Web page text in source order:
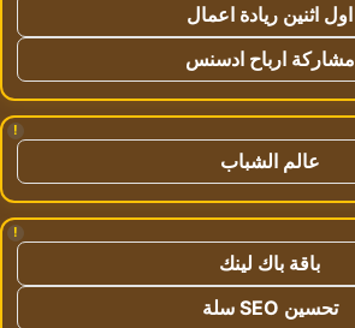
اول اثنين ريادة اعمال
مشاركة ارباح ادسنس
!
عالم الشباب
!
باقة باك لينك
تحسين SEO سلة